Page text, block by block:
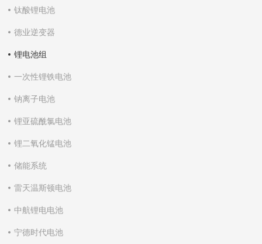
钛酸锂电池
德业逆变器
锂电池组
一次性锂铁电池
钠离子电池
锂亚硫酰氯电池
锂二氧化锰电池
储能系统
雷天温斯顿电池
中航锂电电池
宁德时代电池